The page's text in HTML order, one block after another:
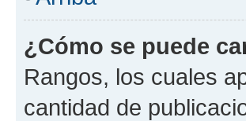
¿Cómo se puede
Rangos, los cuales
cantidad de